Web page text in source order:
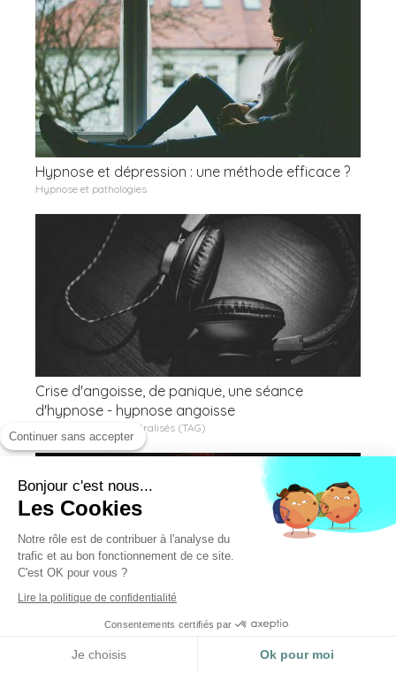
Hypnose et dépression : une méthode efficace ? ​
Hypnose et pathologies
Crise d'angoisse, de panique, une séance
d'hypnose - hypnose angoisse
Troubles Anxieux Généralisés (TAG)
Ouverture les mercredis
Informations pratiques
Continuer sans accepter
Bonjour c'est nous...
Les Cookies
Notre rôle est de contribuer à l'analyse du
trafic et au bon fonctionnement de ce site.
C'est OK pour vous ?
Lire la politique de confidentialité
Consentements certifiés par
Je choisis Ok pour moi